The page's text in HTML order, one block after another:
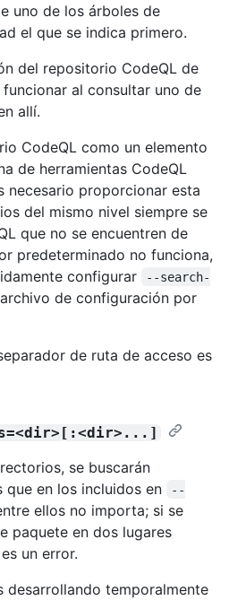
uno de los árboles de
el que se indica primero.
del repositorio CodeQL de
al consultar uno de
allí.
CodeQL como un elemento
de herramientas CodeQL
necesario proporcionar esta
del mismo nivel siempre se
que no se encuentren de
predeterminado no funciona,
configurar
--search-
de configuración por
de ruta de acceso es
se buscarán
que en los incluidos en
--
ellos no importa; si se
paquete en dos lugares
un error.
desarrollando temporalmente